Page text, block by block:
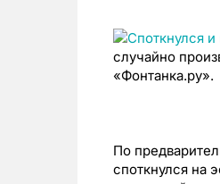
случайно
«Фонтанка.ру».
По
споткнулся на